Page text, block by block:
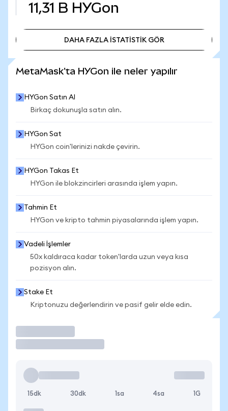
11,31 B HYGon
DAHA FAZLA İSTATİSTİK GÖR
MetaMask'ta HYGon ile neler yapılır
HYGon Satın Al
Birkaç dokunuşla satın alın.
HYGon Sat
HYGon coin'lerinizi nakde çevirin.
HYGon Takas Et
HYGon ile blokzincirleri arasında işlem yapın.
Tahmin Et
HYGon ve kripto tahmin piyasalarında işlem yapın.
Vadeli İşlemler
50x kaldıraca kadar token'larda uzun veya kısa
pozisyon alın.
Stake Et
Kriptonuzu değerlendirin ve pasif gelir elde edin.
15dk 30dk 1sa 4sa 1G